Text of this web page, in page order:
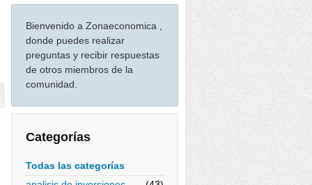
Bienvenido a Zonaeconomica ,
donde puedes realizar
preguntas y recibir respuestas
de otros miembros de la
comunidad.
Categorías
Todas las categorías